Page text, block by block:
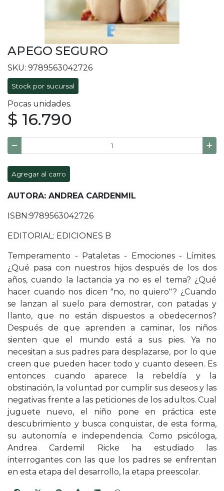
APEGO SEGURO
SKU: 9789563042726
Stock por sucursal
Pocas unidades.
$ 16.790
Agregar al carro
AUTORA: ANDREA CARDENMIL
ISBN:9789563042726
EDITORIAL: EDICIONES B
Temperamento - Pataletas - Emociones - Límites.
¿Qué pasa con nuestros hijos después de los dos
años, cuando la lactancia ya no es el tema? ¿Qué
hacer cuando nos dicen "no, no quiero"? ¿Cuando
se lanzan al suelo para demostrar, con patadas y
llanto, que no están dispuestos a obedecernos?
Después de que aprenden a caminar, los niños
sienten que el mundo está a sus pies. Ya no
necesitan a sus padres para desplazarse, por lo que
creen que pueden hacer todo y cuanto deseen. Es
entonces cuando aparece la rebeldía y la
obstinación, la voluntad por cumplir sus deseos y las
negativas frente a las peticiones de los adultos. Cual
juguete nuevo, el niño pone en práctica este
descubrimiento y busca conquistar, de esta forma,
su autonomía e independencia. Como psicóloga,
Andrea Cardemil Ricke ha estudiado las
interrogantes con las que los padres se enfrentan
en esta etapa del desarrollo, la etapa preescolar.